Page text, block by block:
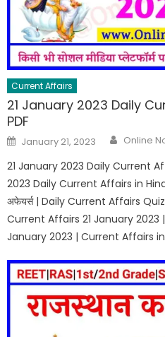
Current Affairs
21 January 2023 Daily
PDF
January 21, 2023 Online
21 January 2023 Daily Current
2023 Daily Current Affairs in
अफेयर्स | Daily Current Affairs
Current Affairs 21 January 2023
January 2023 | Current Affairs